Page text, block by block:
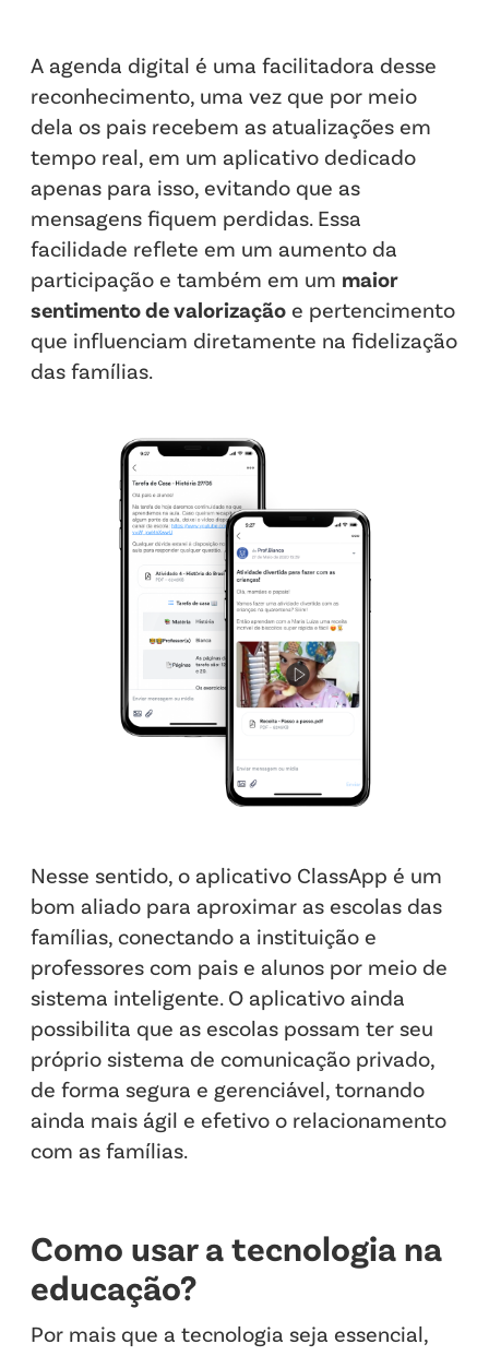
A agenda digital é uma facilitadora desse
reconhecimento, uma vez que por meio
dela os pais recebem as atualizações em
tempo real, em um aplicativo dedicado
apenas para isso, evitando que as
mensagens fiquem perdidas. Essa
facilidade reflete em um aumento da
participação e também em um maior
sentimento de valorização e pertencimento
que influenciam diretamente na fidelização
das famílias.
Nesse sentido, o aplicativo ClassApp é um
bom aliado para aproximar as escolas das
famílias, conectando a instituição e
professores com pais e alunos por meio de
sistema inteligente. O aplicativo ainda
possibilita que as escolas possam ter seu
próprio sistema de comunicação privado,
de forma segura e gerenciável, tornando
ainda mais ágil e efetivo o relacionamento
com as famílias.
Como usar a tecnologia na
educação?
Por mais que a tecnologia seja essencial,